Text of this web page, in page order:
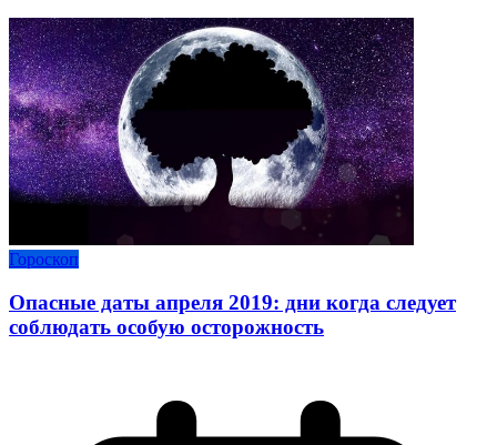
Гороскоп
Опасные даты апреля 2019: дни когда следует
соблюдать особую осторожность